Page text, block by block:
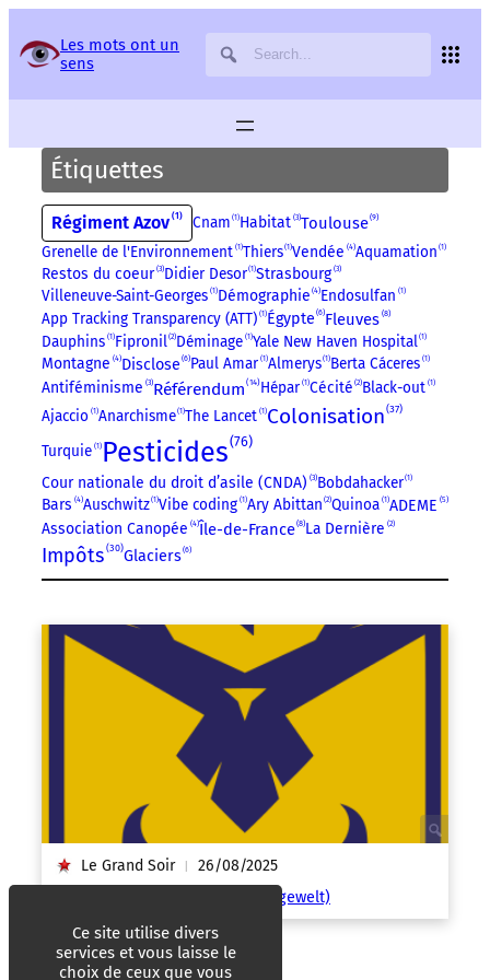
Les mots ont un
sens
Étiquettes
Régiment Azov 1 Cnam 1 Habitat 3 Toulouse 9
Grenelle de l'Environnement 1 Thiers 1 Vendée 4 Aquamation 1
Restos du coeur 3 Didier Desor 1 Strasbourg 3
Villeneuve-Saint-Georges 1 Démographie 4 Endosulfan 1
App Tracking Transparency (ATT) 1 Égypte 6 Fleuves 8
Dauphins 1 Fipronil 2 Déminage 1 Yale New Haven Hospital 1
Montagne 4 Disclose 6 Paul Amar 1 Almerys 1 Berta Cáceres 1
Antiféminisme 3 Référendum 14 Hépar 1 Cécité 2 Black-out 1
Ajaccio 1 Anarchisme 1 The Lancet 1 Colonisation 37
Turquie 1 Pesticides 76
Cour nationale du droit d’asile (CNDA) 3 Bobdahacker 1
Bars 4 Auschwitz 1 Vibe coding 1 Ary Abittan 2 Quinoa 1 ADEME 5
Association Canopée 4 Île-de-France 8 La Dernière 2
Impôts 30 Glaciers 6
Le Grand Soir | 26/08/2025
« Ukraine « über alles » ! » (Jungewelt)
Panneau de gestion des services
Ce site utilise divers
services et vous laisse le
choix de ceux que vous